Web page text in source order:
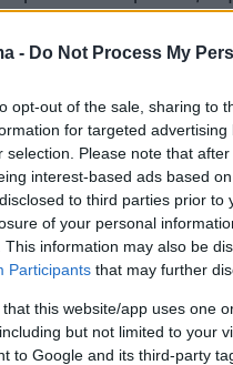
- Do Not Process My
opt-out of the sale, sharing to
for targeted
selection. Please note that
interest-based ads based
to third parties prior
of your personal
This information may also be
Participants that may further
that this website/app uses one
but not limited to your
to Google and its third-party
έχει αρχίσει ο
διαχειρίσιμη,
στη Γεωργία ο
με χειροπέδες